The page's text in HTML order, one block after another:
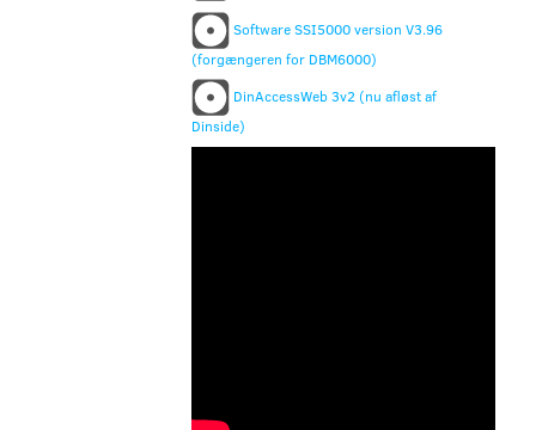
Software SSI5000 version V3.96
(forgængeren for DBM6000)
DinAccessWeb 3v2 (nu afløst af
Dinside)